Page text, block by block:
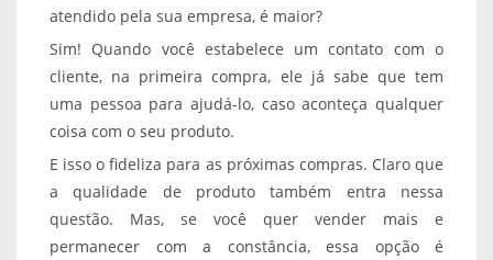
atendido pela sua empresa, é maior?
Sim! Quando você estabelece um contato com o
cliente, na primeira compra, ele já sabe que tem
uma pessoa para ajudá-lo, caso aconteça qualquer
coisa com o seu produto.
E isso o fideliza para as próximas compras. Claro que
a qualidade de produto também entra nessa
questão. Mas, se você quer vender mais e
permanecer com a constância, essa opção é